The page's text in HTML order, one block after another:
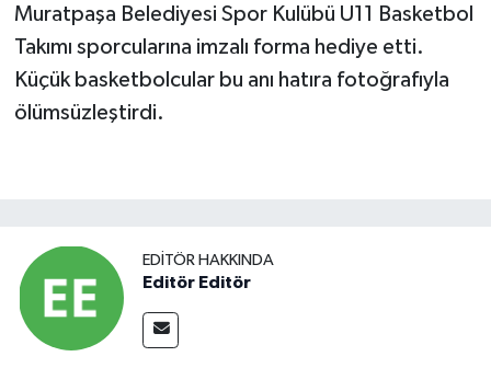
Muratpaşa Belediyesi Spor Kulübü U11 Basketbol
Takımı sporcularına imzalı forma hediye etti.
Küçük basketbolcular bu anı hatıra fotoğrafıyla
ölümsüzleştirdi.
EDITÖR HAKKINDA
Editör Editör